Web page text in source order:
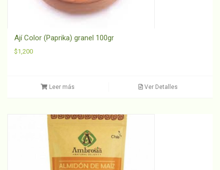
Ají Color (Paprika) granel 100gr
$1,200
Leer más Ver Detalles